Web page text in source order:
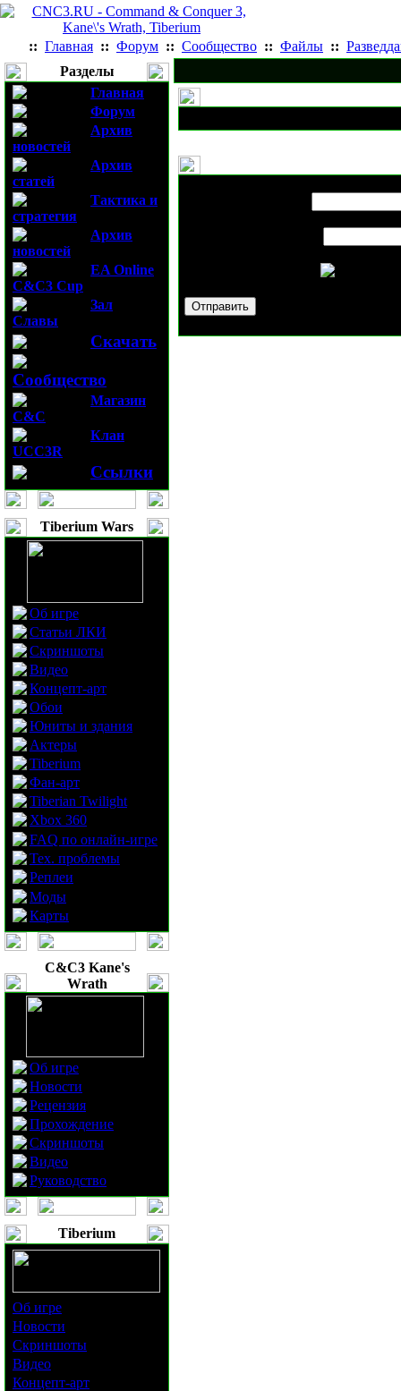
:: Главная :: Форум :: Сообщество :: Файлы ::
Разделы
Главная
Форум
Архив
новостей
Архив
статей
Тактика и
стратегия
Архив
новостей
EA Online
C&C3 Cup
Зал
Славы
Скачать
Сообщество
Магазин
C&C
Клан
UCC3R
Ссылки
Tiberium Wars
Об игре
Статьи ЛКИ
Скриншоты
Видео
Концепт-арт
Обои
Юниты и здания
Актеры
Tiberium
Фан-арт
Tiberian Twilight
Xbox 360
FAQ по онлайн-игре
Тех. проблемы
Реплеи
Моды
Карты
C&C3 Kane's
Wrath
Об игре
Новости
Рецензия
Прохождение
Скриншоты
Видео
Руководство
Tiberium
Об игре
Новости
Скриншоты
Видео
Концепт-арт